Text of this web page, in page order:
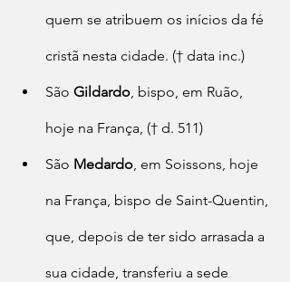
quem se atribuem os inícios da fé
cristã nesta cidade. († data inc.)
São Gildardo, bispo, em Ruão,
hoje na França, († d. 511)
São Medardo, em Soissons, hoje
na França, bispo de Saint-Quentin,
que, depois de ter sido arrasada a
sua cidade, transferiu a sede